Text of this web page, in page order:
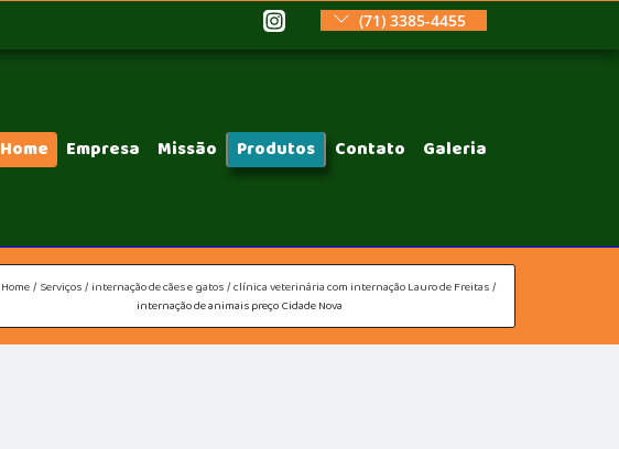
(71) 3385-4455
Home Empresa Missão Produtos Contato Galeria
Home Serviços internação de cães e gatos clínica veterinária com internação Lauro de Freitas
internação de animais preço Cidade Nova